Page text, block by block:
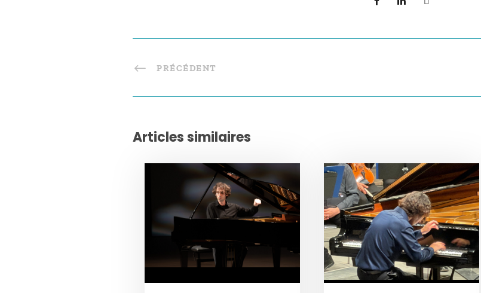
PRÉCÉDENT
Articles similaires